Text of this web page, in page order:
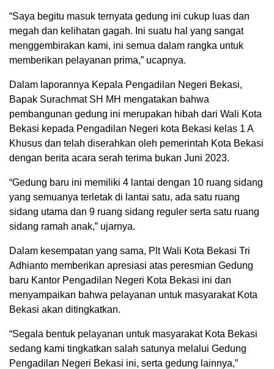
“Saya begitu masuk ternyata gedung ini cukup luas dan
megah dan kelihatan gagah. Ini suatu hal yang sangat
menggembirakan kami, ini semua dalam rangka untuk
memberikan pelayanan prima,” ucapnya.
Dalam laporannya Kepala Pengadilan Negeri Bekasi,
Bapak Surachmat SH MH mengatakan bahwa
pembangunan gedung ini merupakan hibah dari Wali Kota
Bekasi kepada Pengadilan Negeri kota Bekasi kelas 1 A
Khusus dan telah diserahkan oleh pemerintah Kota Bekasi
dengan berita acara serah terima bukan Juni 2023.
“Gedung baru ini memiliki 4 lantai dengan 10 ruang sidang
yang semuanya terletak di lantai satu, ada satu ruang
sidang utama dan 9 ruang sidang reguler serta satu ruang
sidang ramah anak,” ujarnya.
Dalam kesempatan yang sama, Plt Wali Kota Bekasi Tri
Adhianto memberikan apresiasi atas peresmian Gedung
baru Kantor Pengadilan Negeri Kota Bekasi ini dan
menyampaikan bahwa pelayanan untuk masyarakat Kota
Bekasi akan ditingkatkan.
“Segala bentuk pelayanan untuk masyarakat Kota Bekasi
sedang kami tingkatkan salah satunya melalui Gedung
Pengadilan Negeri Bekasi ini, serta gedung lainnya,”